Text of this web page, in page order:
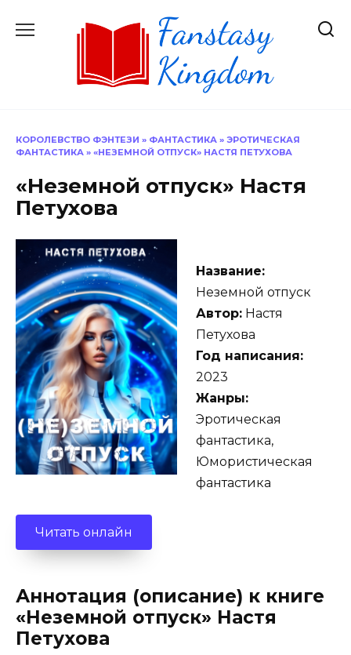
КОРОЛЕВСТВО ФЭНТЕЗИ » ФАНТАСТИКА » ЭРОТИЧЕСКАЯ
ФАНТАСТИКА » «НЕЗЕМНОЙ ОТПУСК» НАСТЯ ПЕТУХОВА
«Неземной отпуск» Настя
Петухова
Название:
Неземной отпуск
Автор: Настя
Петухова
Год написания:
2023
Жанры:
Эротическая
фантастика,
Юмористическая
фантастика
Читать онлайн
Аннотация (описание) к книге
«Неземной отпуск» Настя
Петухова